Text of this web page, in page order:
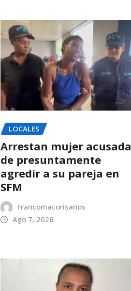
LOCALES
Arrestan mujer acusada
de presuntamente
agredir a su pareja en
SFM
Francomacorisanos
Ago 7, 2026